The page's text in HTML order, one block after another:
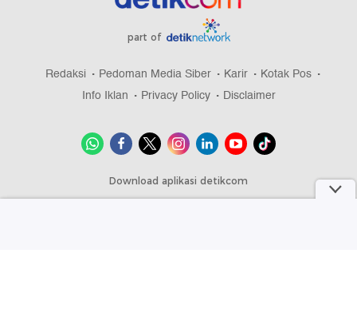
part of
Redaksi Pedoman Media Siber Karir
Kotak Pos
Info Iklan
Privacy Policy Disclaimer
Download aplikasi detikcom